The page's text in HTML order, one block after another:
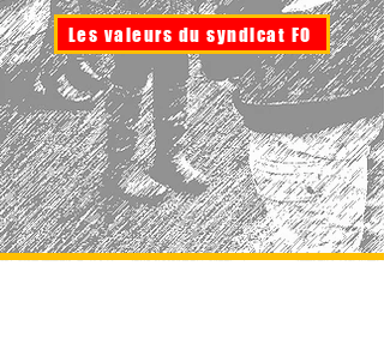
Les valeurs du syndicat FO